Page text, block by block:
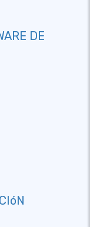
DE